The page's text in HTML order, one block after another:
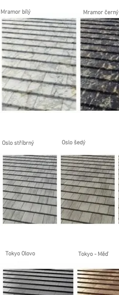
Mramor bílý Mramor černý
Oslo stříbrný Oslo šedý
Tokyo Olovo Tokyo - Měď